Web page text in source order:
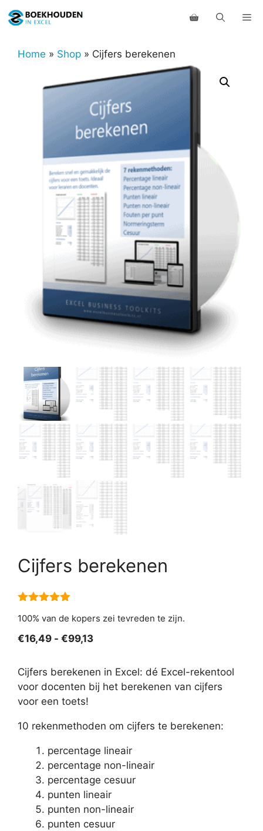
naar
inhoudHome » Shop » Cijfers berekenen
Cijfers berekenen
100% van de kopers zei tevreden te zijn.
€16,49 - €99,13Prijsklasse:
tot
€99,13
Cijfers berekenen in Excel: dé Excel-rekentool
voor docenten bij het berekenen van cijfers
voor een toets!
10 rekenmethoden om cijfers te berekenen:
percentage lineair
percentage non-lineair
percentage cesuur
punten lineair
punten non-lineair
punten cesuur